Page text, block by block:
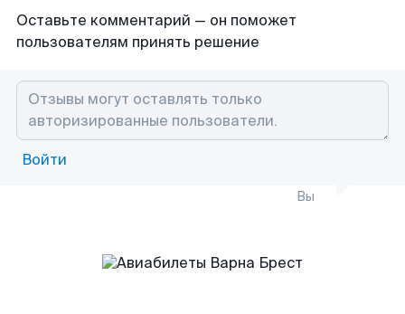
Оставьте комментарий — он поможет
пользователям принять решение
Войти
Вы